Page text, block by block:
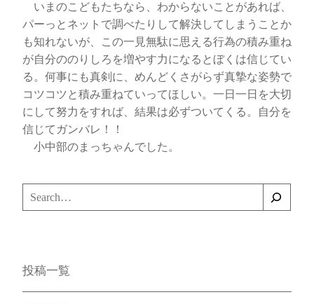
いまのこどもたちなら、わからないことがあれば、
パーっとネットで調べたりして解決してしまうことか
も知れないが、この一見無駄に思える行為の積み重ね
が自分ののりしろを増やす力になるとぼくは信じてい
る。何事にも真剣に、めんどくさがらず真摯な姿勢で
コツコツと積み重ねていってほしい。一日一日を大切
にして努力をすれば、結果は必ずついてくる。自分を
信じてガンバレ！！
小中部のまっちゃんでした。
検
索
投稿一覧